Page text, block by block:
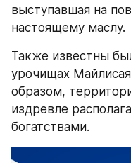
выступавшая на
настоящему маслу.
Также известны
урочищах
образом,
издревле
богатствами.